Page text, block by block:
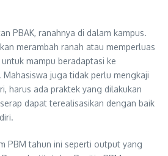
PBAK, ranahnya di dalam kampus.
merambah ranah atau memperluas
mampu beradaptasi ke
juga tidak perlu mengkaji
harus ada praktek yang dilakukan
dapat terealisasikan dengan baik
PBM tahun ini seperti output yang